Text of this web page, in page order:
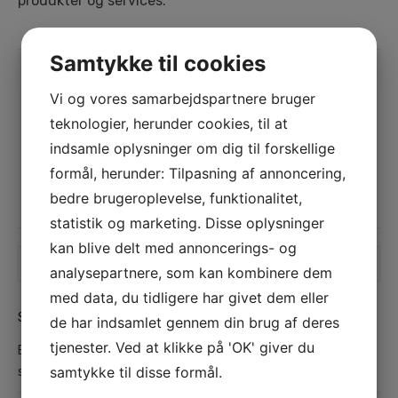
Indlægsnavigation
Forrige
indlæg:
VVS Ballerup
Næste
Næste
indlæg:
VVS døgnservice
Search
SENESTE INDLÆG
Bosch Brønderslev – Din lokale ekspert i kvalitetsværktøj og
service
Samtykke til cookies
Vi og vores samarbejdspartnere bruger
teknologier, herunder cookies, til at
indsamle oplysninger om dig til forskellige
formål, herunder: Tilpasning af annoncering,
bedre brugeroplevelse, funktionalitet,
statistik og marketing. Disse oplysninger
kan blive delt med annoncerings- og
analysepartnere, som kan kombinere dem
med data, du tidligere har givet dem eller
de har indsamlet gennem din brug af deres
tjenester. Ved at klikke på 'OK' giver du
samtykke til disse formål.